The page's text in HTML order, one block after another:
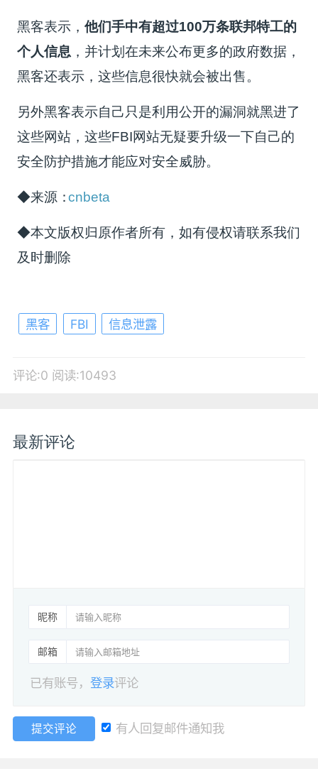
黑客表示，他们手中有超过100万条联邦特工的
个人信息 ，并计划在未来公布更多的政府数据，
黑客还表示，这些信息很快就会被出售。
另外黑客表示自己只是利用公开的漏洞就黑进了
这些网站，这些FBI网站无疑要升级一下自己的
安全防护措施才能应对安全威胁。
◆来源：cnbeta
◆本文版权归原作者所有，如有侵权请联系我们
及时删除
黑客 FBI 信息泄露
评论:0 阅读:10493
最新评论
昵称
邮箱
已有账号，登录评论
提交评论 有人回复邮件通知我